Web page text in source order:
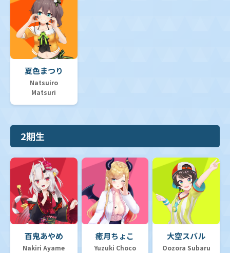
夏色まつり
Natsuiro
Matsuri
2期生
百鬼あやめ
Nakiri Ayame
癒月ちょこ
Yuzuki Choco
大空スバル
Oozora Subaru